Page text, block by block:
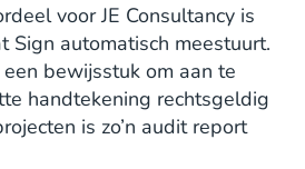
voor JE Consultancy is
Sign automatisch meestuurt.
bewijsstuk om aan te
handtekening rechtsgeldig
is zo’n audit report